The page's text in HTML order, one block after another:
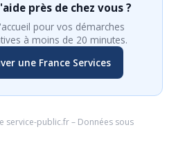
près de chez vous ?
pour vos démarches
à moins de 20 minutes.
une France Services
service-public.fr– Données sous